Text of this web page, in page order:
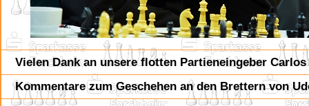
Vielen Dank an unsere flotten Partieneingeber
Kommentare zum Geschehen an den Brettern